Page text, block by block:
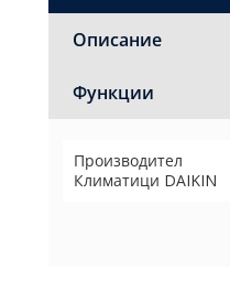
Описание
Функции
Производител
Климатици DAIKIN